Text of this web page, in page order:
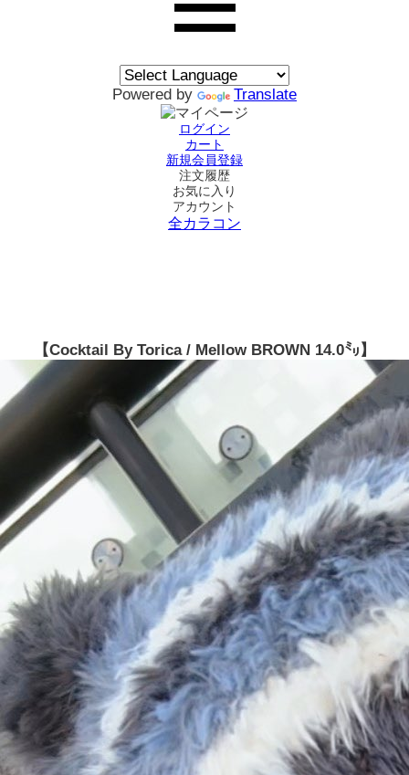
Powered by Translate
ログイン
カート
新規会員登録
注文履歴
お気に入り
アカウント
全カラコン
【Cocktail By Torica / Mellow BROWN 14.0㍉】